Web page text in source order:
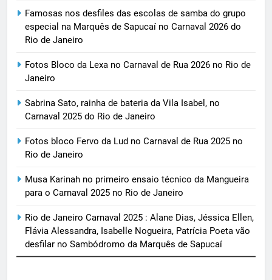
Famosas nos desfiles das escolas de samba do grupo
especial na Marquês de Sapucaí no Carnaval 2026 do
Rio de Janeiro
Fotos Bloco da Lexa no Carnaval de Rua 2026 no Rio de
Janeiro
Sabrina Sato, rainha de bateria da Vila Isabel, no
Carnaval 2025 do Rio de Janeiro
Fotos bloco Fervo da Lud no Carnaval de Rua 2025 no
Rio de Janeiro
Musa Karinah no primeiro ensaio técnico da Mangueira
para o Carnaval 2025 no Rio de Janeiro
Rio de Janeiro Carnaval 2025 : Alane Dias, Jéssica Ellen,
Flávia Alessandra, Isabelle Nogueira, Patrícia Poeta vão
desfilar no Sambódromo da Marquês de Sapucaí